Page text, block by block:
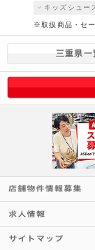
キッズシュー
※取扱商品・セ
三重県一